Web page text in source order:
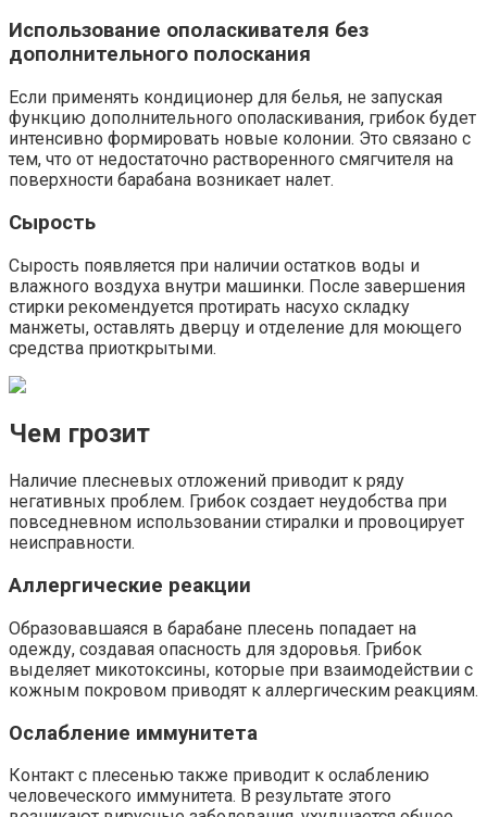
Использование ополаскивателя без
дополнительного полоскания
Если применять кондиционер для белья, не запуская
функцию дополнительного ополаскивания, грибок будет
интенсивно формировать новые колонии. Это связано с
тем, что от недостаточно растворенного смягчителя на
поверхности барабана возникает налет.
Сырость
Сырость появляется при наличии остатков воды и
влажного воздуха внутри машинки. После завершения
стирки рекомендуется протирать насухо складку
манжеты, оставлять дверцу и отделение для моющего
средства приоткрытыми.
Чем грозит
Наличие плесневых отложений приводит к ряду
негативных проблем. Грибок создает неудобства при
повседневном использовании стиралки и провоцирует
неисправности.
Аллергические реакции
Образовавшаяся в барабане плесень попадает на
одежду, создавая опасность для здоровья. Грибок
выделяет микотоксины, которые при взаимодействии с
кожным покровом приводят к аллергическим реакциям.
Ослабление иммунитета
Контакт с плесенью также приводит к ослаблению
человеческого иммунитета. В результате этого